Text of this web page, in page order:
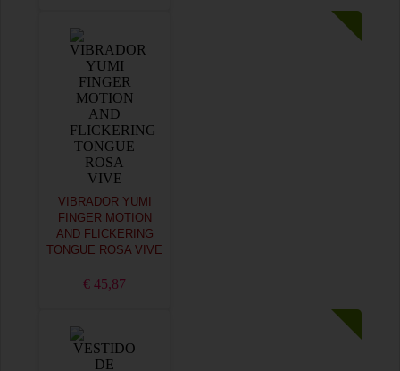
VIBRADOR YUMI
FINGER MOTION
AND FLICKERING
TONGUE ROSA VIVE
€ 45,87